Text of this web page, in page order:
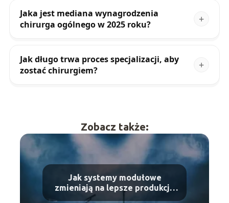
Jaka jest mediana wynagrodzenia
chirurga ogólnego w 2025 roku?
Jak długo trwa proces specjalizacji, aby
zostać chirurgiem?
Zobacz także:
Jak systemy modułowe
zmieniają na lepsze produkcję
wydarzeń masowych?